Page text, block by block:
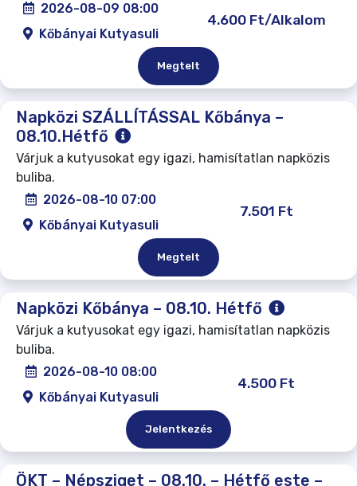
2026-08-09 08:00
Kőbányai Kutyasuli
4.600 Ft/Alkalom
Megtelt
Napközi SZÁLLÍTÁSSAL Kőbánya –
08.10.Hétfő
Várjuk a kutyusokat egy igazi, hamisítatlan napközis
buliba.
2026-08-10 07:00
Kőbányai Kutyasuli
7.501 Ft
Megtelt
Napközi Kőbánya – 08.10. Hétfő
Várjuk a kutyusokat egy igazi, hamisítatlan napközis
buliba.
2026-08-10 08:00
Kőbányai Kutyasuli
4.500 Ft
Jelentkezés
ÖKT – Népsziget – 08.10. – Hétfő este –